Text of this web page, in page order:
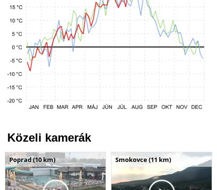
Közeli kamerák
Poprad (10 km) Smokovce (11 km)